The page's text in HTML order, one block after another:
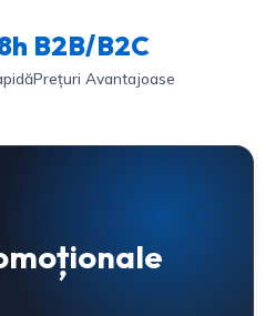
B2B/B2C
Prețuri Avantajoase